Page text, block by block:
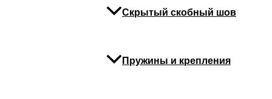
Скрытый скобный шов
Пружины и крепления